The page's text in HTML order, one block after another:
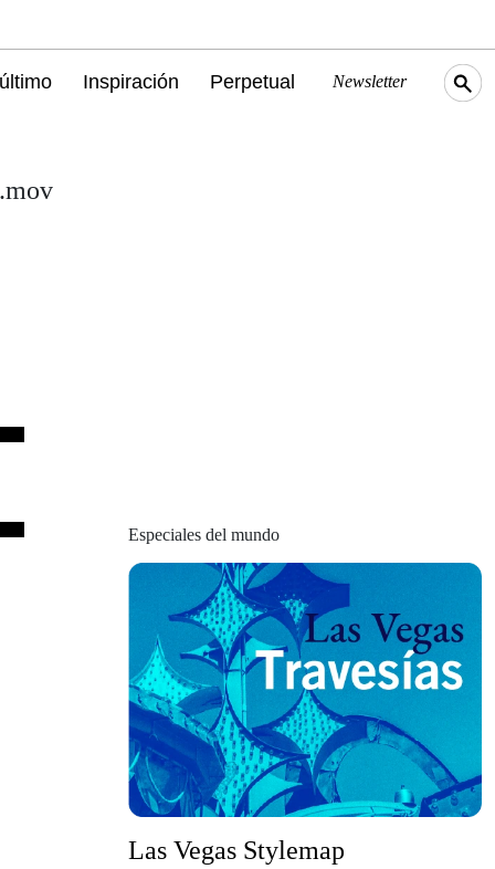
Inspiración Perpetual Newsletter
Especiales del mundo
Las Vegas Stylemap